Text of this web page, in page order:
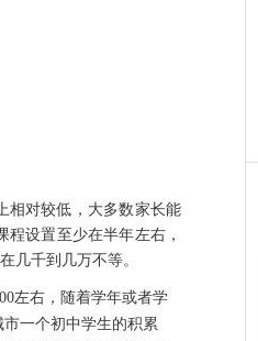
相对较低，大多数家长能
设置至少在半年左右，
几千到几万不等。
左右，随着学年或者学
一个初中学生的积累